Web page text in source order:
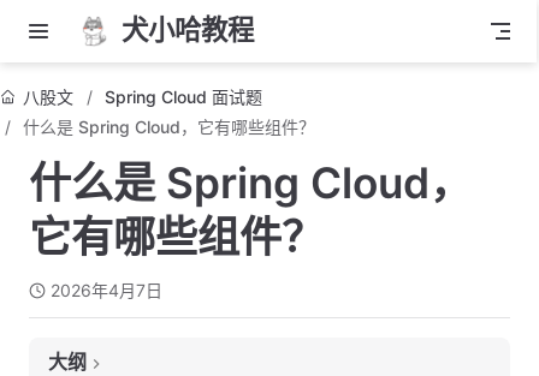
犬小哈教程
八股文
Spring Cloud 面试题
什么是 Spring Cloud，它有哪些组件？
什么是 Spring Cloud，
它有哪些组件？
2026年4月7日
大纲